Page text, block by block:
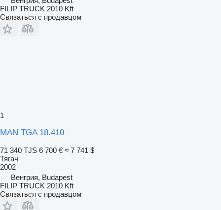
FILIP TRUCK 2010 Kft
Связаться с продавцом
1
MAN TGA 18.410
71 340 TJS 6 700 € ≈ 7 741 $
Тягач
2002
Венгрия, Budapest
FILIP TRUCK 2010 Kft
Связаться с продавцом